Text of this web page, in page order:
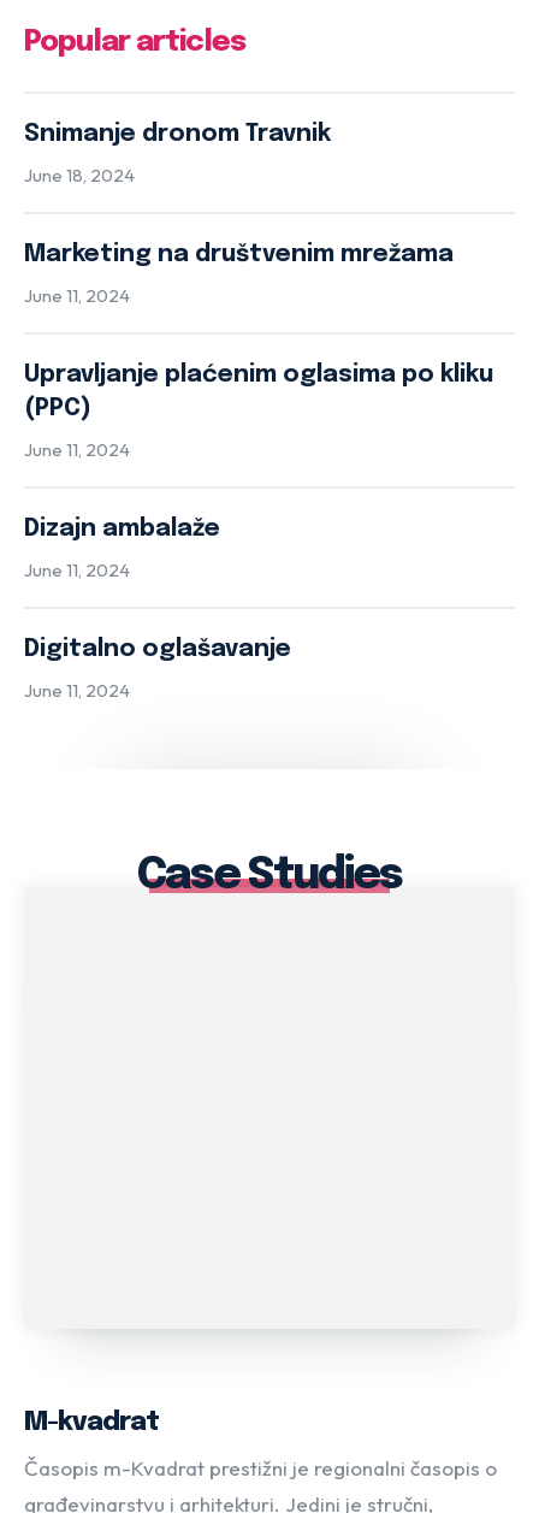
Popular articles
Snimanje dronom Travnik
June 18, 2024
Marketing na društvenim mrežama
June 11, 2024
Upravljanje plaćenim oglasima po kliku
(PPC)
June 11, 2024
Dizajn ambalaže
June 11, 2024
Digitalno oglašavanje
June 11, 2024
Case Studies
M-kvadrat
Časopis m-Kvadrat prestižni je regionalni časopis o
građevinarstvu i arhitekturi. Jedini je stručni,